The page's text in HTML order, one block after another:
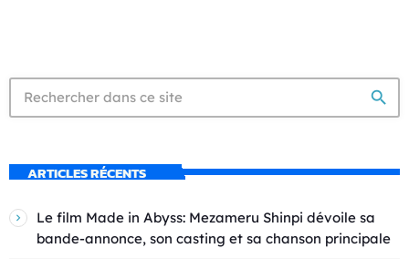
search
ARTICLES RÉCENTS
Le film Made in Abyss: Mezameru Shinpi dévoile sa
bande-annonce, son casting et sa chanson principale